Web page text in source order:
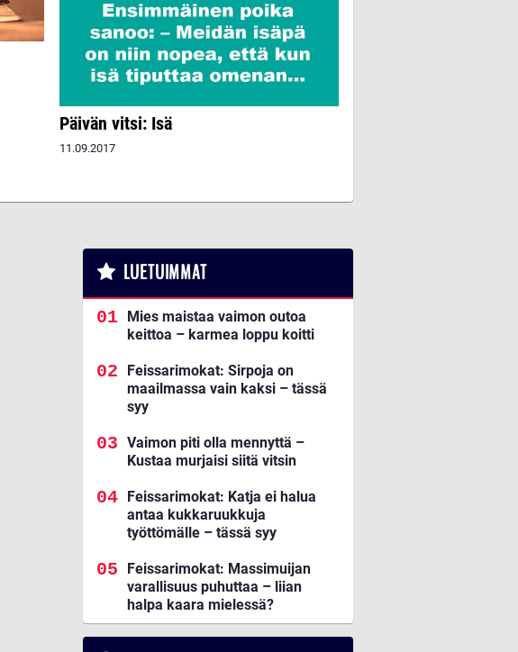
Päivän vitsi: Isä
11.09.2017
LUETUIMMAT
Mies maistaa vaimon outoa
keittoa – karmea loppu koitti
Feissarimokat: Sirpoja on
maailmassa vain kaksi – tässä
syy
Vaimon piti olla mennyttä –
Kustaa murjaisi siitä vitsin
Feissarimokat: Katja ei halua
antaa kukkaruukkuja
työttömälle – tässä syy
Feissarimokat: Massimuijan
varallisuus puhuttaa – liian
halpa kaara mielessä?